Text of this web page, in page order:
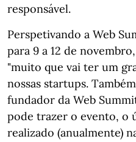
responsável.
Perspetivando a Web
para 9 a 12 de
"muito que vai ter um
nossas startups.
fundador da Web
pode trazer o evento, o
realizado (anualmente)